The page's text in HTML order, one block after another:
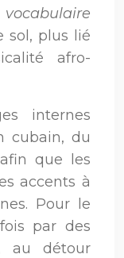
sol, plus lié
afro-
internes
cubain, du
que les
accents à
Pour le
par des
au détour